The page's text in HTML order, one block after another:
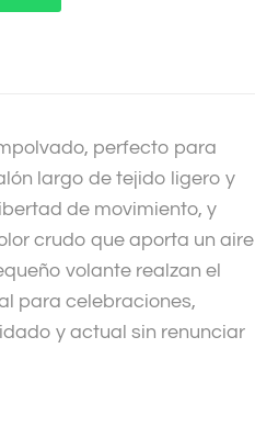
perfecto para
largo de tejido ligero y
de movimiento, y
crudo que aporta un aire
volante realzan el
para celebraciones,
y actual sin renunciar